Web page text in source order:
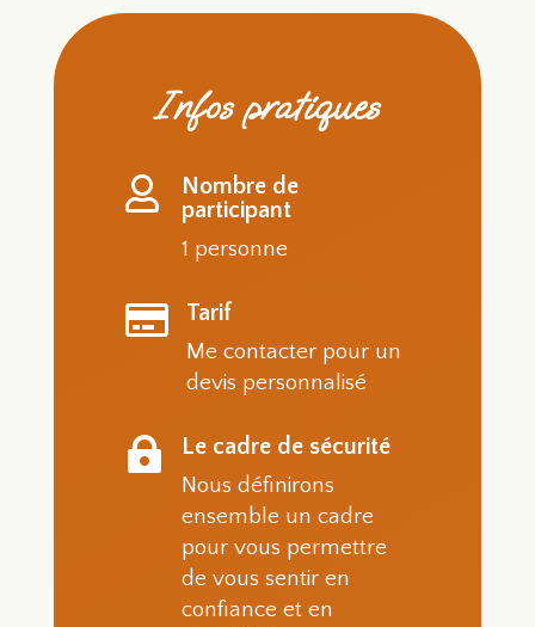
Infos pratiques

Nombre de
participant
1 personne
 Tarif
Me contacter pour un
devis personnalisé
 Le cadre de sécurité
Nous définirons
ensemble un cadre
pour vous permettre
de vous sentir en
confiance et en